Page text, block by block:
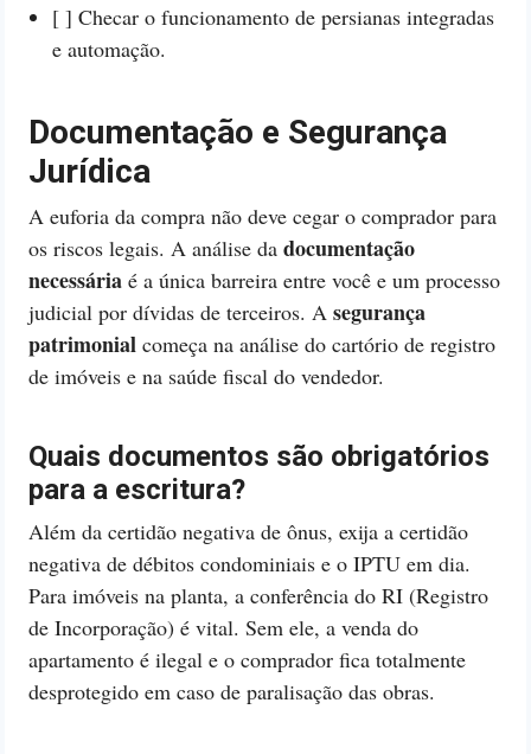
[ ] Checar o funcionamento de persianas integradas
e automação.
Documentação e Segurança
Jurídica
A euforia da compra não deve cegar o comprador para
os riscos legais. A análise da documentação
necessária é a única barreira entre você e um processo
judicial por dívidas de terceiros. A segurança
patrimonial começa na análise do cartório de registro
de imóveis e na saúde fiscal do vendedor.
Quais documentos são obrigatórios
para a escritura?
Além da certidão negativa de ônus, exija a certidão
negativa de débitos condominiais e o IPTU em dia.
Para imóveis na planta, a conferência do RI (Registro
de Incorporação) é vital. Sem ele, a venda do
apartamento é ilegal e o comprador fica totalmente
desprotegido em caso de paralisação das obras.